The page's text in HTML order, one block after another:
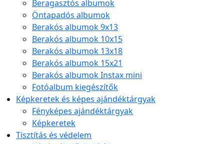
Beragasztós albumok
Öntapadós albumok
Berakós albumok 9x13
Berakós albumok 10x15
Berakós albumok 13x18
Berakós albumok 15x21
Berakós albumok Instax mini
Fotóalbum kiegészítők
Képkeretek és képes ajándéktárgyak
Fényképes ajándéktárgyak
Képkeretek
Tisztítás és védelem